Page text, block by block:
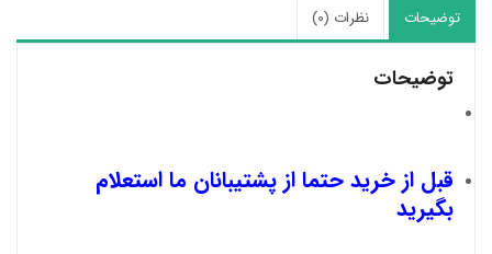
توضیحات نظرات (0)
توضیحات
قبل از خرید حتما از پشتیبانان ما استعلام
بگیرید